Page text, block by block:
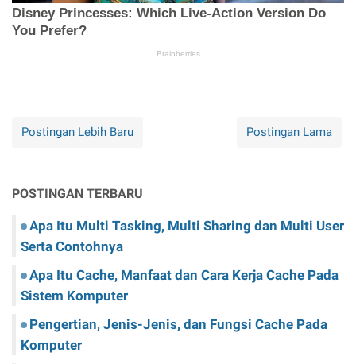
Postingan Lebih Baru Postingan Lama
POSTINGAN TERBARU
Apa Itu Multi Tasking, Multi Sharing dan Multi User
Serta Contohnya
Apa Itu Cache, Manfaat dan Cara Kerja Cache Pada
Sistem Komputer
Pengertian, Jenis-Jenis, dan Fungsi Cache Pada
Komputer